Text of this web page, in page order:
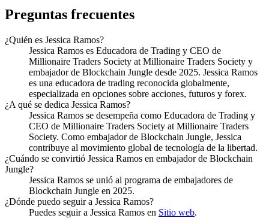
Preguntas frecuentes
¿Quién es Jessica Ramos?
Jessica Ramos es Educadora de Trading y CEO de
Millionaire Traders Society at Millionaire Traders Society y
embajador de Blockchain Jungle desde 2025. Jessica Ramos
es una educadora de trading reconocida globalmente,
especializada en opciones sobre acciones, futuros y forex.
¿A qué se dedica Jessica Ramos?
Jessica Ramos se desempeña como Educadora de Trading y
CEO de Millionaire Traders Society at Millionaire Traders
Society. Como embajador de Blockchain Jungle, Jessica
contribuye al movimiento global de tecnología de la libertad.
¿Cuándo se convirtió Jessica Ramos en embajador de Blockchain
Jungle?
Jessica Ramos se unió al programa de embajadores de
Blockchain Jungle en 2025.
¿Dónde puedo seguir a Jessica Ramos?
Puedes seguir a Jessica Ramos en Sitio web.